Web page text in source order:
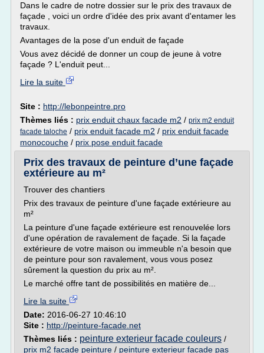
Dans le cadre de notre dossier sur le prix des travaux de
façade , voici un ordre d'idée des prix avant d'entamer les
travaux.
Avantages de la pose d'un enduit de façade
Vous avez décidé de donner un coup de jeune à votre
façade ? L'enduit peut...
Lire la suite
Site : http://lebonpeintre.pro
Thèmes liés : prix enduit chaux facade m2 / prix m2 enduit
facade taloche / prix enduit facade m2 / prix enduit facade
monocouche / prix pose enduit facade
Prix des travaux de peinture d’une façade
extérieure au m²
Trouver des chantiers
Prix des travaux de peinture d'une façade extérieure au
m²
La peinture d'une façade extérieure est renouvelée lors
d'une opération de ravalement de façade. Si la façade
extérieure de votre maison ou immeuble n'a besoin que
de peinture pour son ravalement, vous vous posez
sûrement la question du prix au m².
Le marché offre tant de possibilités en matière de...
Lire la suite
Date: 2016-06-27 10:46:10
Site : http://peinture-facade.net
Thèmes liés : peinture exterieur facade couleurs /
prix m2 facade peinture / peinture exterieur facade pas